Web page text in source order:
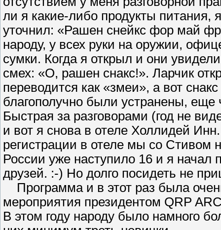
ли я какие-либо продукты питания,
уточнил: «Рашен снейкс фор май
народу, у всех руки на оружии,
сумки. Когда я открыл и они
смех: «О, рашен снакс!». Ларчик
переводится как «змеи», а вот
благополучно были устранены, еще
Быстрая за разговорами (год не
и вот я снова в отеле Холлидей
регистрации в отеле мы со
России уже наступило 16 и я
друзей. :-) Но долго посидеть не
Программа и в этот раз была
мероприятия президентом QRP
В этом году народу было намного